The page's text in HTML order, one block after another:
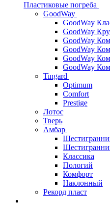
Пластиковые погреба
GoodWay
GoodWay
GoodWay
GoodWay
GoodWay
GoodWay
GoodWay
Tingard
Optimum
Comfort
Prestige
Лотос
Тверь
Амбар
Классика
Пологий
Комфорт
Наклонный
Рекорд пласт